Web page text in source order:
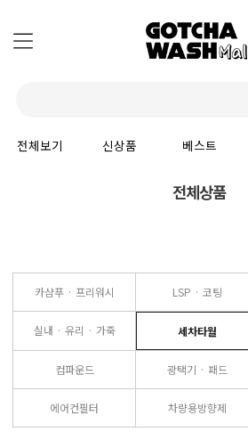
전체보기 신상품 베스트
전체상품
카샴푸 · 프리워시 LSP · 코팅
실내 · 유리 · 가죽 세차타월
컴파운드 광택기 · 패드
에어컨필터 차량용방향제